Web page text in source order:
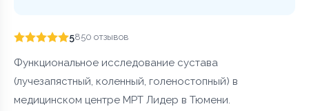
5850 отзывов
Функциональное исследование сустава
(лучезапястный, коленный, голеностопный) в
медицинском центре МРТ Лидер в Тюмени.